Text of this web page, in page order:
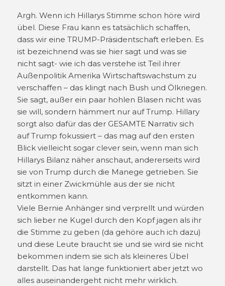
Argh. Wenn ich Hillarys Stimme schon höre wird
übel. Diese Frau kann es tatsächlich schaffen,
dass wir eine TRUMP-Präsidentschaft erleben. Es
ist bezeichnend was sie hier sagt und was sie
nicht sagt- wie ich das verstehe ist Teil ihrer
Außenpolitik Amerika Wirtschaftswachstum zu
verschaffen – das klingt nach Bush und Ölkriegen.
Sie sagt, außer ein paar hohlen Blasen nicht was
sie will, sondern hämmert nur auf Trump. Hillary
sorgt also dafür das der GESAMTE Narrativ sich
auf Trump fokussiert – das mag auf den ersten
Blick vielleicht sogar clever sein, wenn man sich
Hillarys Bilanz näher anschaut, andererseits wird
sie von Trump durch die Manege getrieben. Sie
sitzt in einer Zwickmühle aus der sie nicht
entkommen kann.
Viele Bernie Anhänger sind verprellt und würden
sich lieber ne Kugel durch den Kopf jagen als ihr
die Stimme zu geben (da gehöre auch ich dazu)
und diese Leute braucht sie und sie wird sie nicht
bekommen indem sie sich als kleineres Übel
darstellt. Das hat lange funktioniert aber jetzt wo
alles auseinandergeht nicht mehr wirklich.